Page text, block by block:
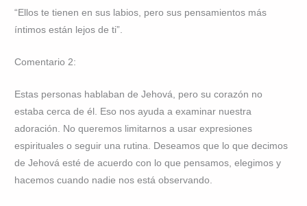
“Ellos te tienen en sus labios, pero sus pensamientos más
íntimos están lejos de ti”.
Comentario 2:
Estas personas hablaban de Jehová, pero su corazón no
estaba cerca de él. Eso nos ayuda a examinar nuestra
adoración. No queremos limitarnos a usar expresiones
espirituales o seguir una rutina. Deseamos que lo que decimos
de Jehová esté de acuerdo con lo que pensamos, elegimos y
hacemos cuando nadie nos está observando.